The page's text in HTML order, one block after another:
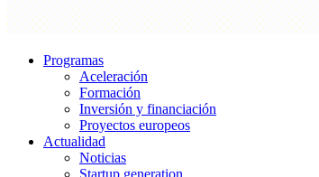
Programas
Aceleración
Formación
Inversión y financiación
Proyectos europeos
Actualidad
Noticias
Startup generation